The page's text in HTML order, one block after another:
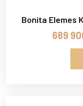
Bonita Elemes
689